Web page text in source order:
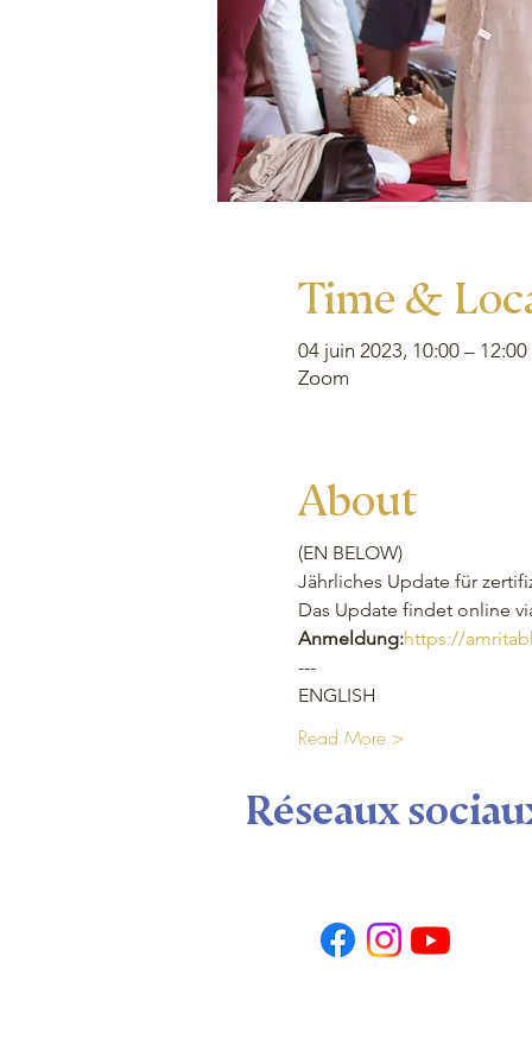
Time &
04 juin 2023, 10:00 – 12:00
Zoom
About
(EN BELOW)
Jährliches Update für
Das Update findet online
Anmeldung:https://
---
ENGLISH
Read More >
Réseaux